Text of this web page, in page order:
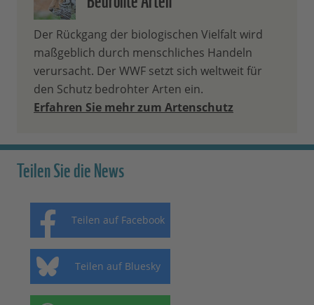
Der Rückgang der biologischen Vielfalt wird
maßgeblich durch menschliches Handeln
verursacht. Der WWF setzt sich weltweit für
den Schutz bedrohter Arten ein.
Erfahren Sie mehr zum Artenschutz
Teilen Sie die News
Teilen auf Facebook
Teilen auf Bluesky